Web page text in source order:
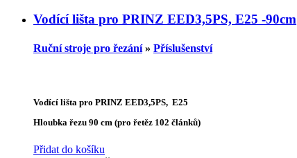
Vodící lišta pro PRINZ EED3,5PS, E25 -90cm
Ruční stroje pro řezání» Příslušenství
Vodící lišta pro PRINZ EED3,5PS, E25
Hloubka řezu 90 cm (pro řetěz 102 článků)
Přidat do košíku